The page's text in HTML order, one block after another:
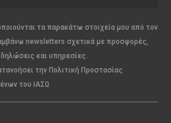
τα παρακάτω στοιχεία μου από τον
newsletters σχετικά με προσφορές,
και υπηρεσίες.
την Πολιτική Προστασίας
του ΙΑΣΩ